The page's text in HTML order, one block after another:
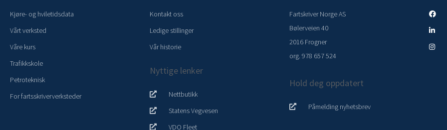
Kjøre- og hviletidsdata
Vårt verksted
Våre kurs
Trafikkskole
Petroteknisk
For fartsskriververksteder
Kontakt oss
Ledige stillinger
Vår historie
Nyttige lenker
Nettbutikk
Statens Vegvesen
VDO Fleet
Fartskriver Norge AS
Bølerveien 40
2016 Frogner
org. 978 657 524
Hold deg oppdatert
Påmelding nyhetsbrev